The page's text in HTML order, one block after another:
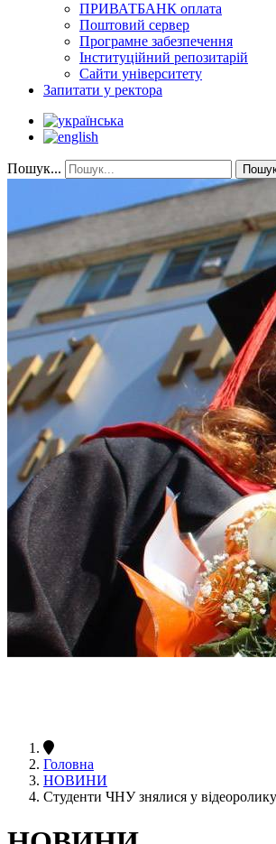
ПРИВАТБАНК оплата
Поштовий сервер
Програмне забезпечення
Інституційний репозитарій
Сайти університету
Запитати у ректора
Пошук...
Головна
НОВИНИ
Студенти ЧНУ знялися у